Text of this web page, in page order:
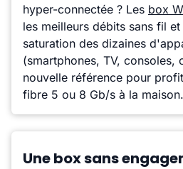
hyper-connectée ? Les box
les meilleurs débits sans fil
saturation des dizaines
(smartphones, TV, consoles,
nouvelle référence pour
fibre 5 ou 8 Gb/s à la maison.
Une box sans